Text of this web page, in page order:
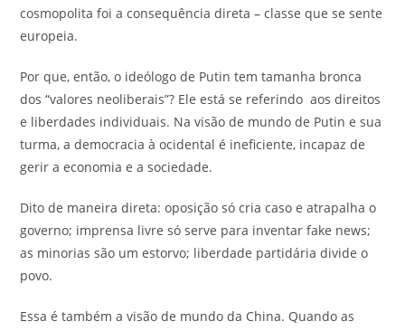
cosmopolita foi a consequência direta – classe que se sente
europeia.
Por que, então, o ideólogo de Putin tem tamanha bronca
dos “valores neoliberais”? Ele está se referindo aos direitos
e liberdades individuais. Na visão de mundo de Putin e sua
turma, a democracia à ocidental é ineficiente, incapaz de
gerir a economia e a sociedade.
Dito de maneira direta: oposição só cria caso e atrapalha o
governo; imprensa livre só serve para inventar fake news;
as minorias são um estorvo; liberdade partidária divide o
povo.
Essa é também a visão de mundo da China. Quando as